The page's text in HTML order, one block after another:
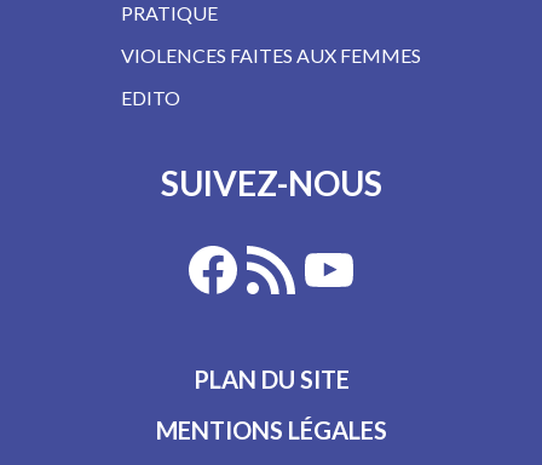
PRATIQUE
VIOLENCES FAITES AUX FEMMES
EDITO
SUIVEZ-NOUS
PLAN DU SITE
MENTIONS LÉGALES